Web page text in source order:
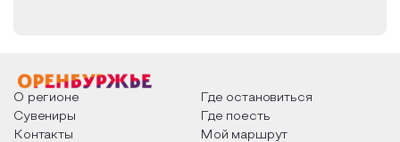
О регионе
Где остановиться
Сувениры
Где поесть
Контакты
Мой маршрут